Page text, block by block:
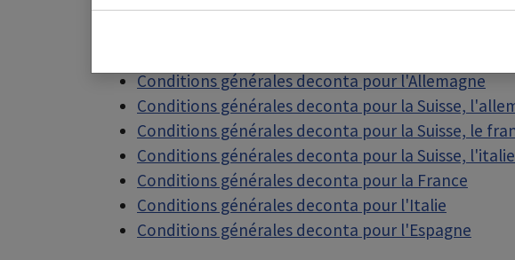
Conditions générales deconta pour l'Allemagne
Conditions générales deconta pour la Suisse,
Conditions générales deconta pour la Suisse, le
Conditions générales deconta pour la Suisse,
Conditions générales deconta pour la France
Conditions générales deconta pour l'Italie
Conditions générales deconta pour l'Espagne